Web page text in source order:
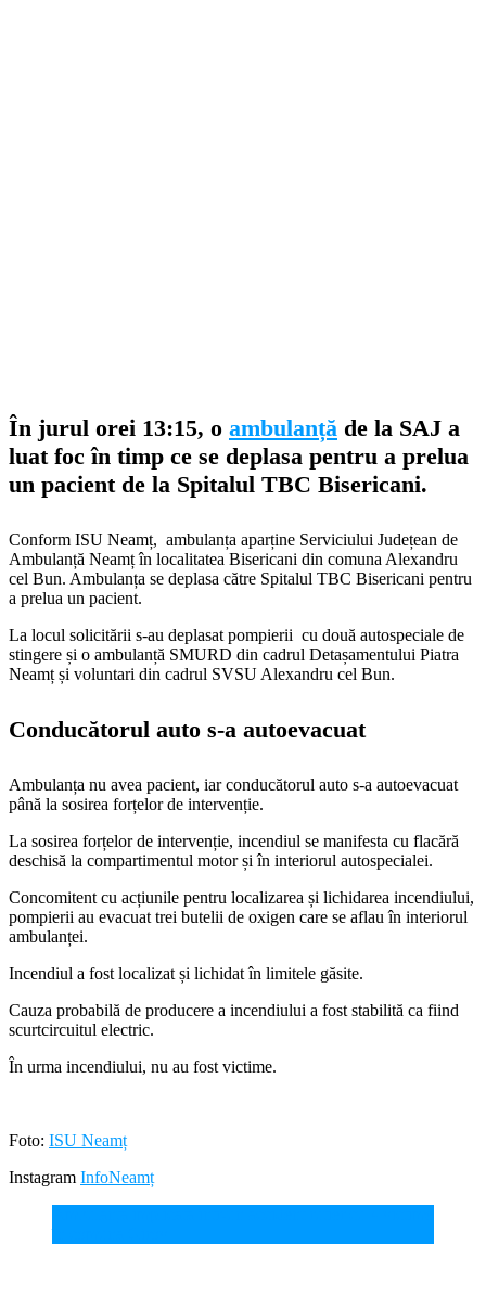
În jurul orei 13:15, o ambulanță de la SAJ a
luat foc în timp ce se deplasa pentru a prelua
un pacient de la Spitalul TBC Bisericani.
Conform ISU Neamț, ambulanța aparține Serviciului Județean de
Ambulanță Neamț în localitatea Bisericani din comuna Alexandru
cel Bun. Ambulanța se deplasa către Spitalul TBC Bisericani pentru
a prelua un pacient.
La locul solicitării s-au deplasat pompierii cu două autospeciale de
stingere și o ambulanță SMURD din cadrul Detașamentului Piatra
Neamț și voluntari din cadrul SVSU Alexandru cel Bun.
Conducătorul auto s-a autoevacuat
Ambulanța nu avea pacient, iar conducătorul auto s-a autoevacuat
până la sosirea forțelor de intervenție.
La sosirea forțelor de intervenție, incendiul se manifesta cu flacără
deschisă la compartimentul motor și în interiorul autospecialei.
Concomitent cu acțiunile pentru localizarea și lichidarea incendiului,
pompierii au evacuat trei butelii de oxigen care se aflau în interiorul
ambulanței.
Incendiul a fost localizat și lichidat în limitele găsite.
Cauza probabilă de producere a incendiului a fost stabilită ca fiind
scurtcircuitul electric.
În urma incendiului, nu au fost victime.
Foto: ISU Neamț
Instagram InfoNeamț